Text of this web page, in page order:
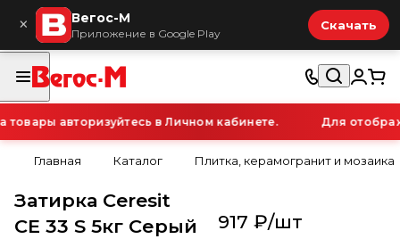
× Вегос-М
Приложение в Google Play
Скачать
авторизуйтесь в Личном кабинете. Для
Главная Каталог Плитка, керамогранит и мозаика
Затирка Ceresit
CE 33 S 5кг Серый
917 ₽/шт